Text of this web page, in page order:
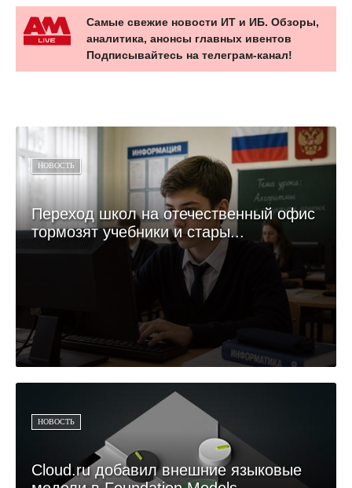
Самые свежие новости ИТ и ИБ. Обзоры,
аналитика, анонсы главных ивентов
Подписывайтесь на телеграм-канал!
НОВОСТЬ
Переход школ на отечественный офис
тормозят учебники и стары...
НОВОСТЬ
Cloud.ru добавил внешние языковые